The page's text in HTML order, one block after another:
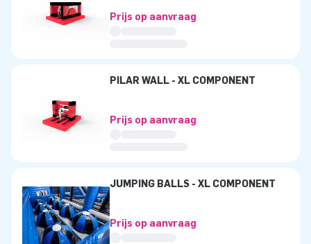
Prijs op aanvraag
PILAR WALL - XL COMPONENT
Prijs op aanvraag
JUMPING BALLS - XL COMPONENT
Prijs op aanvraag